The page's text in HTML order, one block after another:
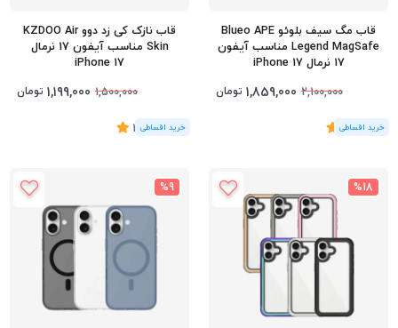
قاب مگ سیف بلوئو Blueo APE
Legend MagSafe مناسب آیفون
17 نرمال iPhone 17
2,100,000
1,859,000 تومان
(1رای)
5
قاب نازک کی زد دوو KZDOO Air
Skin مناسب آیفون 17 نرمال
iPhone 17
1,500,000
1,199,000 تومان
(5 رای)
4.6
%18
%9